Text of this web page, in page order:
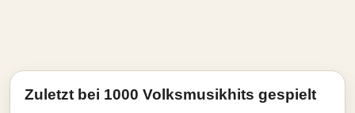
Zuletzt bei 1000 Volksmusikhits gespielt